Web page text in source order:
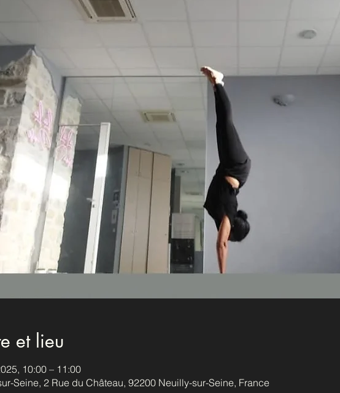
et lieu
10:00 – 11:00
Seine, 2 Rue du Château, 92200 Neuilly-sur-Seine, France